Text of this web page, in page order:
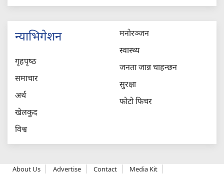
न्याभिगेशन
गृहपृष्‍ठ
समाचार
अर्थ
खेलकुद
विश्व
मनोरञ्जन
स्वास्थ्य
जनता जान्न चाहन्छन
सुरक्षा
फोटो फिचर
About Us Advertise Contact Media Kit